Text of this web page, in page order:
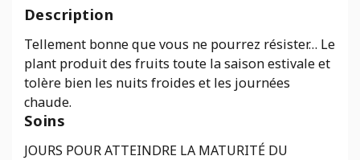
Description
Tellement bonne que vous ne pourrez résister… Le
plant produit des fruits toute la saison estivale et
tolère bien les nuits froides et les journées
chaude.
Soins
JOURS POUR ATTEINDRE LA MATURITÉ DU